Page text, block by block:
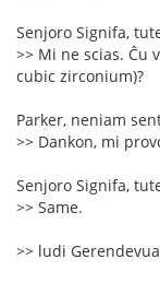
Senjoro Signifa,
>> Mi ne scias. Ĉu
cubic zirconium)?
Parker, neniam
>> Dankon, mi
Senjoro Signifa,
>> Same.
>> ludi